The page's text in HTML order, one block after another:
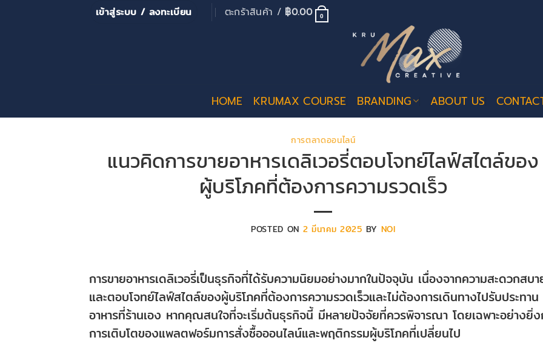
เข้าสู่ระบบ / ลงทะเบียน ตะกร้าสินค้า / ฿0.00 0
HOME KRUMAX COURSE BRANDING ABOUT US
การตลาดออนไลน์
แนวคิดการขายอาหารเดลิเวอรี่ตอบโจทย์ไลฟ์สไตล์ของ
ผู้บริโภคที่ต้องการความรวดเร็ว
POSTED ON 2 มีนาคม 2025 BY NOI
การขายอาหารเดลิเวอรี่เป็นธุรกิจที่ได้รับความนิยมอย่างมากในปัจจุบัน เนื่องจากความสะดวกสบ
และตอบโจทย์ไลฟ์สไตล์ของผู้บริโภคที่ต้องการความรวดเร็วและไม่ต้องการเดินทางไปรับประทาน
อาหารที่ร้านเอง หากคุณสนใจที่จะเริ่มต้นธุรกิจนี้ มีหลายปัจจัยที่ควรพิจารณา โดยเฉพาะอย่างยิ่
การเติบโตของแพลตฟอร์มการสั่งซื้อออนไลน์และพฤติกรรมผู้บริโภคที่เปลี่ยนไป